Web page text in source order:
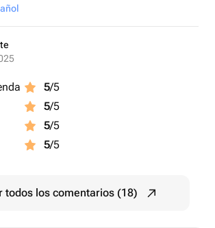
5/5
5/5
5/5
5/5
todos los comentarios (18)